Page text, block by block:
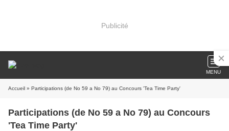
Publicité
MENU
Accueil » Participations (de No 59 a No 79) au Concours 'Tea Time Party'
Participations (de No 59 a No 79) au Concours
'Tea Time Party'